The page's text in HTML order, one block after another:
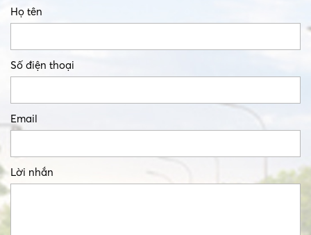
Họ tên
Số điện thoại
Email
Lời nhắn